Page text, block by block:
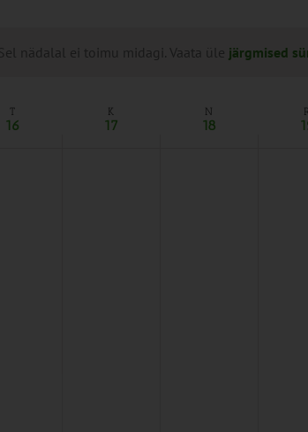
Sel nädalal ei toimu midagi. Vaata üle järgmised
T
16
K
17
N
18
R